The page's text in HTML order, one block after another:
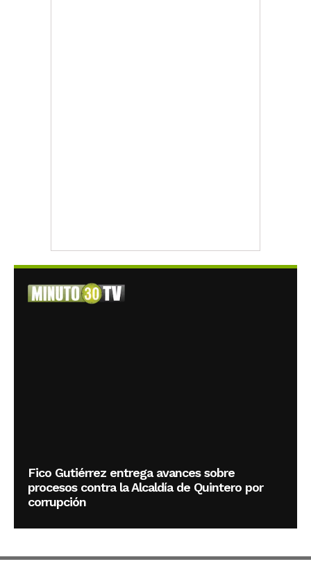
Fico Gutiérrez entrega avances sobre
procesos contra la Alcaldía de Quintero por
corrupción